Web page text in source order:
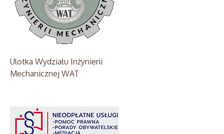
Ulotka Wydziału Inżynierii
Mechanicznej WAT